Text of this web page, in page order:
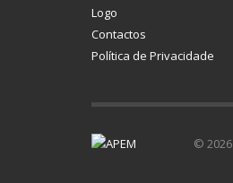
Logo
Contactos
Política de Privacidade
© 2026